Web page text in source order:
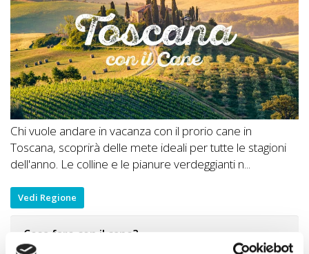
Chi vuole andare in vacanza con il prorio cane in
Toscana, scoprirà delle mete ideali per tutte le stagioni
dell'anno. Le colline e le pianure verdeggianti n...
Vedi Regione
Cosa fare con il cane?